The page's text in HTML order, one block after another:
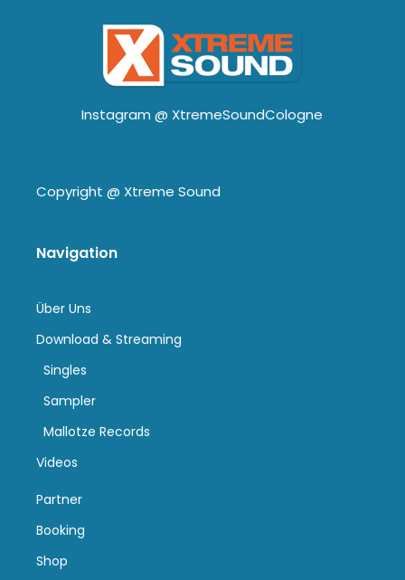
Instagram @ XtremeSoundCologne
Copyright @ Xtreme Sound
Navigation
Über Uns
Download & Streaming
Singles
Sampler
Mallotze Records
Videos
Partner
Booking
Shop